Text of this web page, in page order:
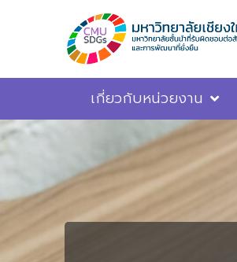
เกี่ยวกับหน่วยงาน